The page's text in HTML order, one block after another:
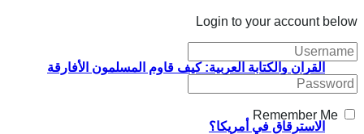
القرآن والكتابة العربية: كيف قاوم المسلمون الأفارقة
الاسترقاق في أمريكا؟
Login to your account below
Remember Me